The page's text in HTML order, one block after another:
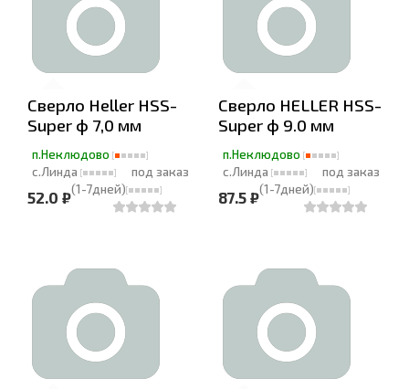
Cверло Heller HSS-
Super ф 7,0 мм
п.Неклюдово
с.Линда
под заказ
(1-7дней)
52.0 ₽
Cверло HELLER HSS-
Super ф 9.0 мм
п.Неклюдово
с.Линда
под заказ
(1-7дней)
87.5 ₽